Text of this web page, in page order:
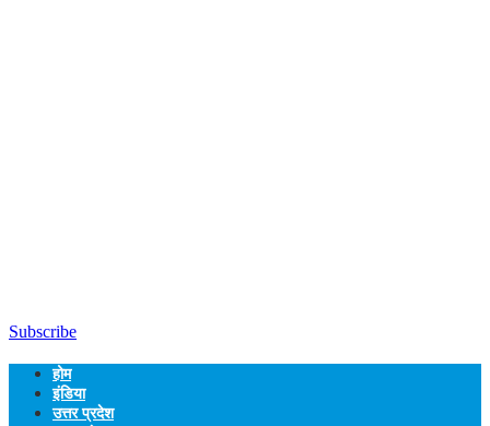
Subscribe
होम
इंडिया
उत्तर प्रदेश